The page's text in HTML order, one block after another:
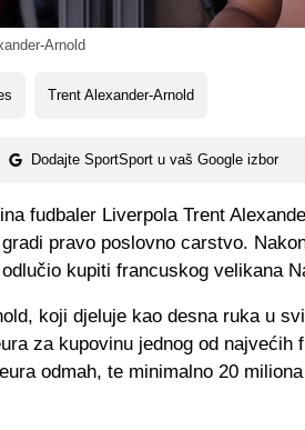
Arnold
Trent Alexander-Arnold
Dodajte SportSport u vaš Google izbor
fudbaler Liverpola Trent
pravo poslovno carstvo.
kupiti francuskog velikana
koji djeluje kao desna ruka u
za kupovinu jednog od najvećih
odmah, te minimalno 20